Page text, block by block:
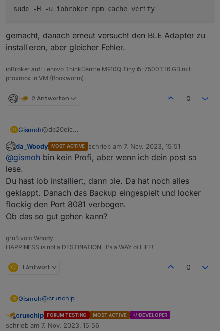
gemacht, danach erneut versucht den BLE Adapter zu
installieren, aber gleicher Fehler.
ioBroker auf: Lenovo ThinkCentre M910Q Tiny i5-7500T 16 GB mit
proxmox in VM (Bookworm)
2 Antworten 0
G Gismoh@dp20eic
dies hatte ich im Vorfeld auch bereits getan, allerdings
mit "Hindernissen" ;)
-Adapter wurde deinstalliert,
-ioBroker neugestartet
beim Versuch ihn aus der Weboberfläche
hinzuzufügen kommt folgende Fehlermeldung:
NPM version: 9.8.1
Installing iobroker.ble@0.13.4... (System
npm ERR! code 1npm ERR! path /opt/
host.ioBrokerVM Cannot install
Edit:
Habe danach
und
installieren, aber gleicher Fehler.
Offline
da_Woody MOST ACTIVE schrieb am 7. Nov. 2023, 15:51
zuletzt editiert von
@gismoh bin kein Profi, aber wenn ich dein post so
lese.
Du hast iob installiert, dann ble. Da hat noch alles
geklappt. Danach das Backup eingespielt und locker
flockig den Port 8081 verbogen.
Ob das so gut gehen kann?
gruß vom Woody
HAPPINESS is not a DESTINATION, it's a WAY of LIFE!
G 1 Antwort 0
G Gismoh@crunchip
Offline
crunchip FORUM TESTING MOST ACTIVE DEVELOPER
schrieb am 7. Nov. 2023, 15:56
zuletzt editiert von